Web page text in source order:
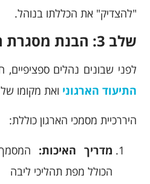
"להצדיק" את הכללתו בנוהל.
שלב 3: הבנת מסגרת התיעוד הארגוני
לפני שבונים נהלים ספציפיים,
התיעוד הארגוני ואת מקומו
היררכיית מסמכי הארגון כוללת:
מדריך האיכות:
הכולל מפת תהליכי ליבה